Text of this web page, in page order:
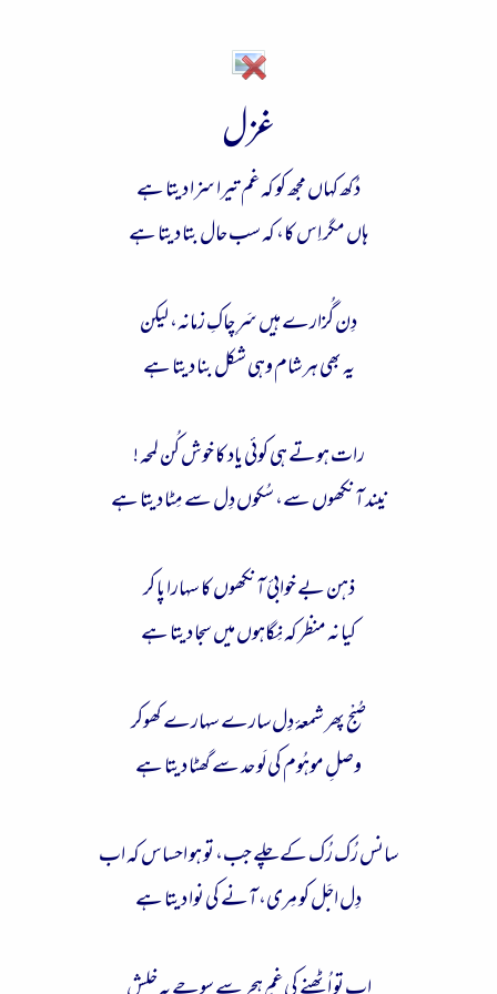
غزل
دُکھ کہاں مجھ کو کہ غم تیرا سزا دیتا ہے
ہاں مگر اِس کا، کہ سب حال بتا دیتا ہے
دِن گُزارے ہیں سَرِ چاکِ زمانہ، لیکن
یہ بھی ہر شام وہی شکل بنا دیتا ہے
رات ہوتے ہی کوئی یاد کا خوش کُن لمحہ !
نیند آنکھوں سے، سُکوں دِل سے مِٹا دیتا ہے
ذہن بے خوابئ آنکھوں کا سہارا پا کر
کیا نہ منظر کہ نِگاہوں میں سجا دیتا ہے
صُبْح پھر شمعۂ دِل سارے سہارے کھوکر
وصلِ موہُوم کی لَو حد سے گھٹا دیتا ہے
سانس رُک رُک کے چلے جب، تو ہو احساس کہ اب
دِل اجَل کو مِری، آنے کی نوا دیتا ہے